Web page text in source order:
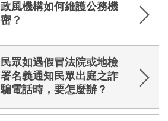
政風機構如何維護公務機
密？
民眾如遇假冒法院或地檢
署名義通知民眾出庭之詐
騙電話時，要怎麼辦？